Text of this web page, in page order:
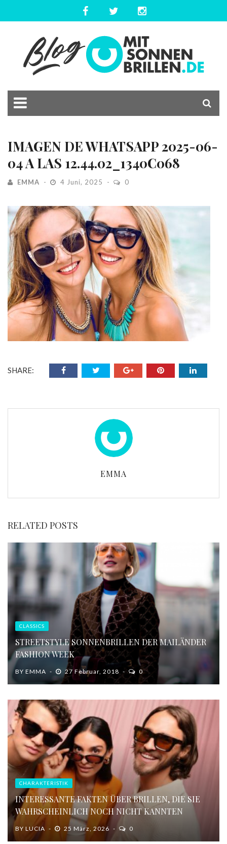
IMAGEN DE WHATSAPP 2025-06-
04 A LAS 12.44.02_1340C068
EMMA 4 Juni, 2025 0
SHARE:
EMMA
RELATED POSTS
CLASSICS
STREETSTYLE SONNENBRILLEN DER MAILÄNDER
FASHION WEEK
BY EMMA 27 Februar, 2018 0
CHARAKTERISTIK
INTERESSANTE FAKTEN ÜBER BRILLEN, DIE SIE
WAHRSCHEINLICH NOCH NICHT KANNTEN
BY LUCIA 25 März, 2026 0